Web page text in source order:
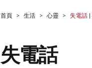
首頁 生活 心靈 失電話 |
失電話